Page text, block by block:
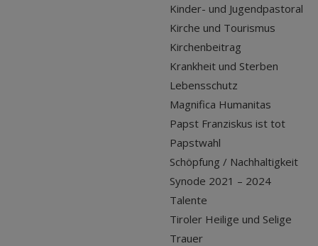
Kinder- und Jugendpastoral
Kirche und Tourismus
Kirchenbeitrag
Krankheit und Sterben
Lebensschutz
Magnifica Humanitas
Papst Franziskus ist tot
Papstwahl
Schöpfung / Nachhaltigkeit
Synode 2021 – 2024
Talente
Tiroler Heilige und Selige
Trauer